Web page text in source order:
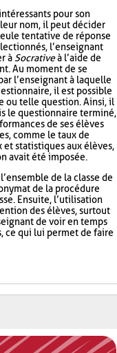
pour son
nom, il peut décider
tentative de réponse
l’enseignant
àSocrativeà l’aide de
Au moment de se
l’enseignant à laquelle
il est possible
ou telle question. Ainsi, il
le questionnaire terminé,
de ses élèves
comme le taux de
et statistiques aux élèves,
avait été imposée.
de la classe de
de la procédure
Ensuite, l’utilisation
des élèves, surtout
de voir en temps
ce qui lui permet de faire